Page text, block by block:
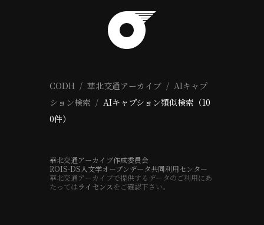
CODH 華北交通アーカイブ
AIキャプ
ション検索
AIキャプション類似検索（10
0件）
華北交通アーカイブ作成委員会
ROIS-DS人文学オープンデータ共同利用センター
華北交通アーカイブで提供するデータのご利用にあ
たってはライセンス をご確認下さい。